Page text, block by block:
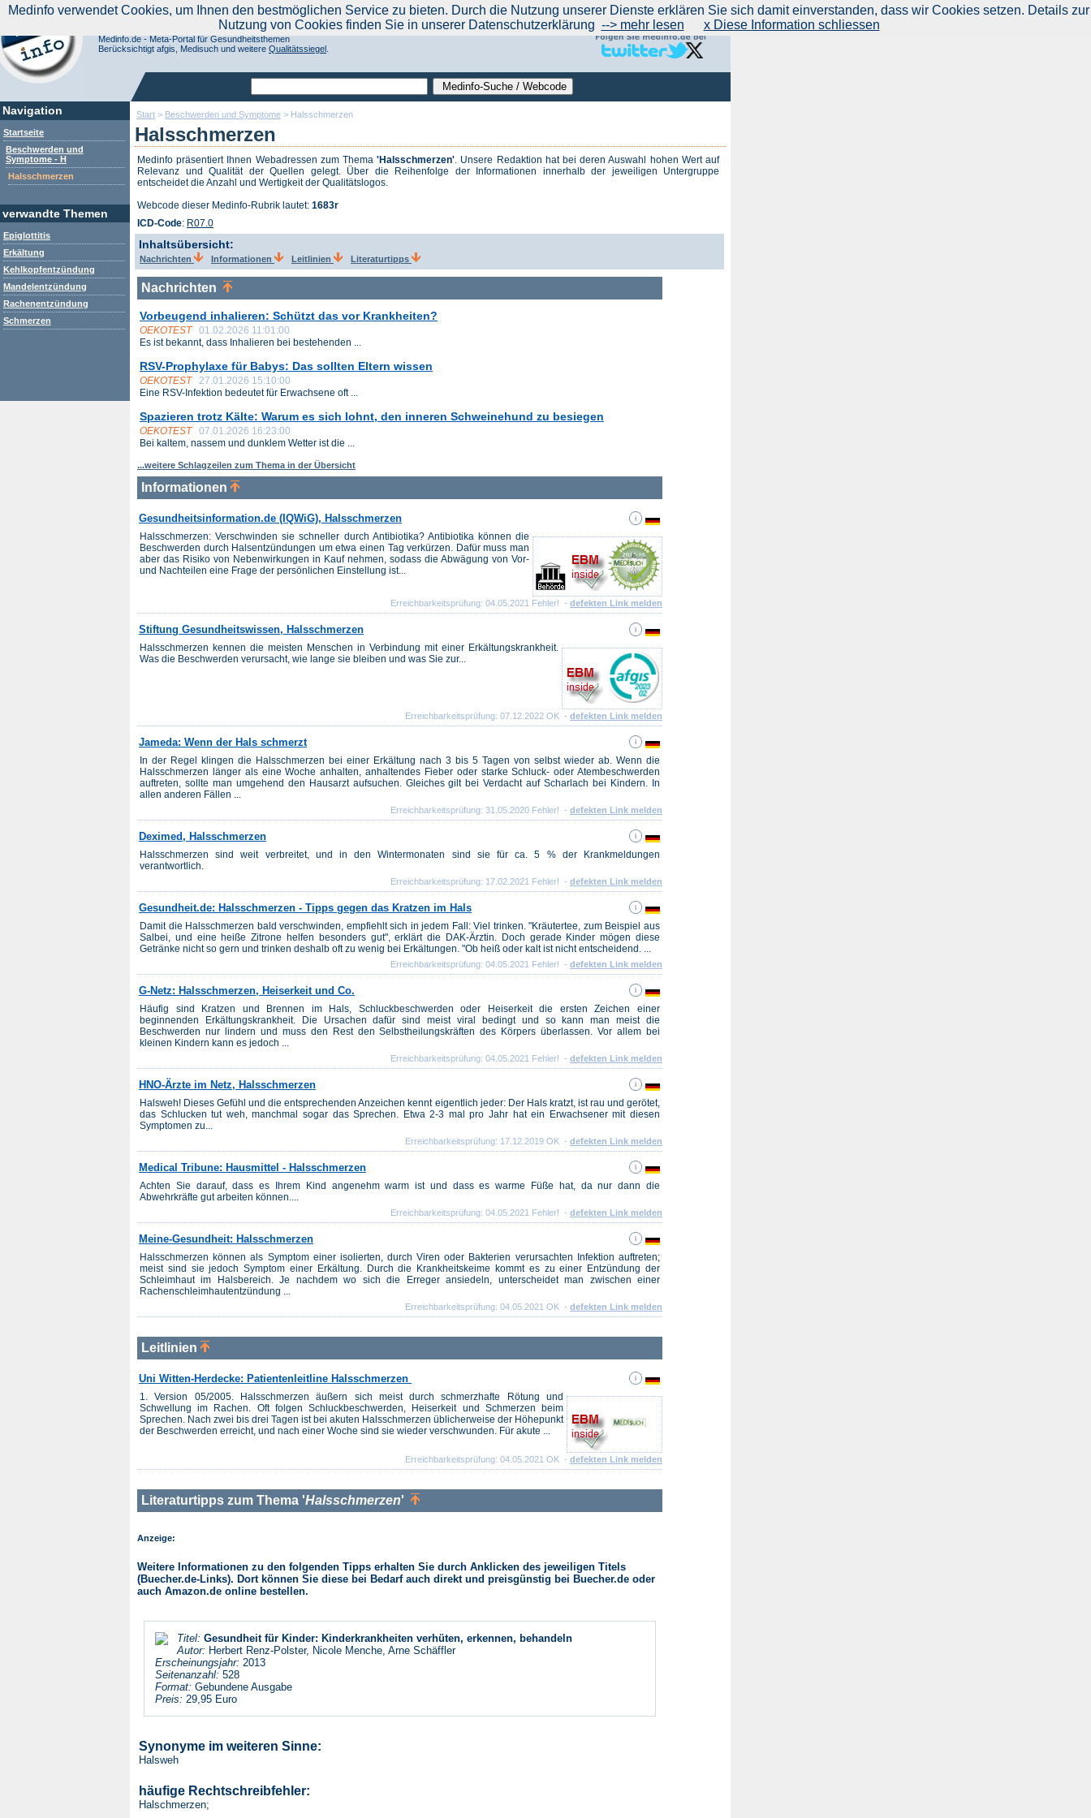
Start > Beschwerden und Symptome > Halsschmerzen
Halsschmerzen
Medinfo präsentiert Ihnen Webadressen zum Thema'Halsschmerzen'. Unsere Redaktion hat bei deren Auswahl hohen Wert auf
Relevanz und Qualität der Quellen gelegt. Über die Reihenfolge der Informationen innerhalb der jeweiligen Untergruppe
entscheidet die Anzahl und Wertigkeit der Qualitätslogos.
Webcode dieser Medinfo-Rubrik lautet: 1683r
ICD-Code: R07.0
Inhaltsübersicht:
Nachrichten Informationen Leitlinien Literaturtipps
Nachrichten
Vorbeugend inhalieren: Schützt das vor Krankheiten?
OEKOTEST
01.02.2026 11:01:00
Es ist bekannt, dass Inhalieren bei bestehenden ...
RSV-Prophylaxe für Babys: Das sollten Eltern wissen
OEKOTEST
27.01.2026 15:10:00
Eine RSV-Infektion bedeutet für Erwachsene oft ...
Spazieren trotz Kälte: Warum es sich lohnt, den inneren Schweinehund zu besiegen
OEKOTEST
07.01.2026 16:23:00
Bei kaltem, nassem und dunklem Wetter ist die ...
...weitere Schlagzeilen zum Thema in der Übersicht
Informationen
Gesundheitsinformation.de (IQWiG), Halsschmerzen
Halsschmerzen: Verschwinden sie schneller durch Antibiotika? Antibiotika können die
Beschwerden durch Halsentzündungen um etwa einen Tag verkürzen. Dafür muss man
aber das Risiko von Nebenwirkungen in Kauf nehmen, sodass die Abwägung von Vor-
und Nachteilen eine Frage der persönlichen Einstellung ist...
Erreichbarkeitsprüfung: 04.05.2021 Fehler! - defekten Link melden
Stiftung Gesundheitswissen, Halsschmerzen
Halsschmerzen kennen die meisten Menschen in Verbindung mit einer Erkältungskrankheit.
Was die Beschwerden verursacht, wie lange sie bleiben und was Sie zur...
Erreichbarkeitsprüfung: 07.12.2022 OK - defekten Link melden
Jameda: Wenn der Hals schmerzt
In der Regel klingen die Halsschmerzen bei einer Erkältung nach 3 bis 5 Tagen von selbst wieder ab. Wenn die
Halsschmerzen länger als eine Woche anhalten, anhaltendes Fieber oder starke Schluck- oder Atembeschwerden
auftreten, sollte man umgehend den Hausarzt aufsuchen. Gleiches gilt bei Verdacht auf Scharlach bei Kindern. In
allen anderen Fällen ...
Erreichbarkeitsprüfung: 31.05.2020 Fehler! - defekten Link melden
Deximed, Halsschmerzen
Halsschmerzen sind weit verbreitet, und in den Wintermonaten sind sie für ca. 5 % der Krankmeldungen
verantwortlich.
Erreichbarkeitsprüfung: 17.02.2021 Fehler! - defekten Link melden
Gesundheit.de: Halsschmerzen - Tipps gegen das Kratzen im Hals
Damit die Halsschmerzen bald verschwinden, empfiehlt sich in jedem Fall: Viel trinken. "Kräutertee, zum Beispiel aus
Salbei, und eine heiße Zitrone helfen besonders gut", erklärt die DAK-Ärztin. Doch gerade Kinder mögen diese
Getränke nicht so gern und trinken deshalb oft zu wenig bei Erkältungen. "Ob heiß oder kalt ist nicht entscheidend. ...
Erreichbarkeitsprüfung: 04.05.2021 Fehler! - defekten Link melden
G-Netz: Halsschmerzen, Heiserkeit und Co.
Häufig sind Kratzen und Brennen im Hals, Schluckbeschwerden oder Heiserkeit die ersten Zeichen einer
beginnenden Erkältungskrankheit. Die Ursachen dafür sind meist viral bedingt und so kann man meist die
Beschwerden nur lindern und muss den Rest den Selbstheilungskräften des Körpers überlassen. Vor allem bei
kleinen Kindern kann es jedoch ...
Erreichbarkeitsprüfung: 04.05.2021 Fehler! - defekten Link melden
HNO-Ärzte im Netz, Halsschmerzen
Halsweh! Dieses Gefühl und die entsprechenden Anzeichen kennt eigentlich jeder: Der Hals kratzt, ist rau und gerötet,
das Schlucken tut weh, manchmal sogar das Sprechen. Etwa 2-3 mal pro Jahr hat ein Erwachsener mit diesen
Symptomen zu...
Erreichbarkeitsprüfung: 17.12.2019 OK - defekten Link melden
Medical Tribune: Hausmittel - Halsschmerzen
Achten Sie darauf, dass es Ihrem Kind angenehm warm ist und dass es warme Füße hat, da nur dann die
Abwehrkräfte gut arbeiten können....
Erreichbarkeitsprüfung: 04.05.2021 Fehler! - defekten Link melden
Meine-Gesundheit: Halsschmerzen
Halsschmerzen können als Symptom einer isolierten, durch Viren oder Bakterien verursachten Infektion auftreten;
meist sind sie jedoch Symptom einer Erkältung. Durch die Krankheitskeime kommt es zu einer Entzündung der
Schleimhaut im Halsbereich. Je nachdem wo sich die Erreger ansiedeln, unterscheidet man zwischen einer
Rachenschleimhautentzündung ...
Erreichbarkeitsprüfung: 04.05.2021 OK - defekten Link melden
Leitlinien
Uni Witten-Herdecke: Patientenleitline Halsschmerzen
1. Version 05/2005. Halsschmerzen äußern sich meist durch schmerzhafte Rötung und
Schwellung im Rachen. Oft folgen Schluckbeschwerden, Heiserkeit und Schmerzen beim
Sprechen. Nach zwei bis drei Tagen ist bei akuten Halsschmerzen üblicherweise der Höhepunkt
der Beschwerden erreicht, und nach einer Woche sind sie wieder verschwunden. Für akute ...
Erreichbarkeitsprüfung: 04.05.2021 OK - defekten Link melden
Literaturtipps zum Thema 'Halsschmerzen'
Anzeige:
Weitere Informationen zu den folgenden Tipps erhalten Sie durch Anklicken des jeweiligen Titels
(Buecher.de-Links). Dort können Sie diese bei Bedarf auch direkt und preisgünstig bei Buecher.de oder
auch Amazon.de online bestellen.
Titel: Gesundheit für Kinder: Kinderkrankheiten verhüten, erkennen, behandeln
Autor: Herbert Renz-Polster, Nicole Menche, Arne Schäffler
Erscheinungsjahr: 2013
Seitenanzahl: 528
Format: Gebundene Ausgabe
Preis: 29,95 Euro
Synonyme im weiteren Sinne:
Halsweh
häufige Rechtschreibfehler:
Halschmerzen;
Navigation
Startseite
Beschwerden und
Symptome - H
Halsschmerzen
verwandte Themen
Epiglottitis
Erkältung
Kehlkopfentzündung
Mandelentzündung
Rachenentzündung
Schmerzen
Aktuelle Nachrichten|Nachrichtentrend | werben auf Medinfo|Anbieter hinzufügen (Gratis!)|über Medinfo|Feedback
Suchen Sie noch oder Finden Sie schon?
Medinfo.de - Meta-Portal für Gesundheitsthemen
Berücksichtigt afgis, Medisuch und weitere Qualitätssiegel
Medinfo verwendet Cookies, um Ihnen den bestmöglichen Service zu bieten. Durch die Nutzung unserer Dienste erklären Sie sich damit einverstanden, dass wir Cookies setzen. Details zur
Nutzung von Cookies finden Sie in unserer Datenschutzerklärung --> mehr lesen x Diese Information schliessen